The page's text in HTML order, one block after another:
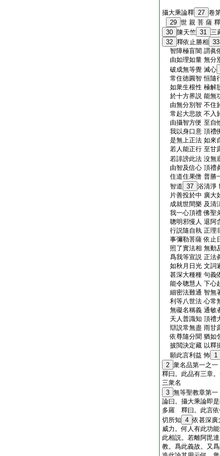
攝大乘論釋 27 卷
29 世 親 菩 薩 釋
30 陳天竺 31 三
32 釋依止勝相 33
智障極盲闇 謂眞
由如理如量 無分
破成無等覺 滅心
常住徳圓智 恒隨
如衆生根性 極解
於十方界説 能無
由無分別智 不住
常起大悲故 不入
由攝智方便 至自
我以身口意 頂禮
是無上正法 如來
若人能正行 至甘
若誹謗此法 沒無
由智及信心 頂禮
住道住果僧 普勝
智道 37 浴清淨
片善投於中 廣大
成就世間樂 及清
我一心頂禮 佛聖
聰明邪慢人 退阿
行説隨自執 正理
事彌勒菩薩 依止
照了實法相 無動
爲我等宣説 正法
如秋月日光 文詞
甚深大種種 句義
能令聰慧人 下心
細密法難通 智無
利等八世法 心常
無礙名稱義 通敏
天人普識知 頂禮
辯説常無盡 雨甘
依尊隨分聞 猶如
披閲決定藏 以釋
願此言利益 怖 1
2 衆名品第一之一
釋曰。此品有三章
三衆名
3 無等聖教章第一
論曰。攝大乘論即
多羅 釋曰。此言依
切所知 4 依甚深廣
威力。何人有此功
此相説。若離阿毘
教。爲此義故。又